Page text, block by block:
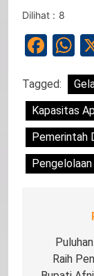
Dilihat : 8
Tagged:
Kapasitas
Pemerintah
pos
Raih